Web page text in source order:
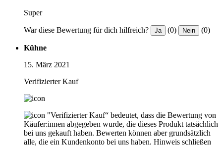
Super
War diese Bewertung für dich hilfreich? Ja (0) Nein (0)
Kühne
15. März 2021
Verifizierter Kauf
"Verifizierter Kauf“ bedeutet, dass die Bewertung von
Käufer:innen abgegeben wurde, die dieses Produkt tatsächlich
bei uns gekauft haben. Bewerten können aber grundsätzlich
alle, die ein Kundenkonto bei uns haben. Hinweis schließen